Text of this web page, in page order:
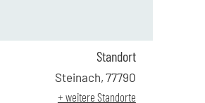
206,00 €
Standort
Steinach, 77790
+ weitere Standorte